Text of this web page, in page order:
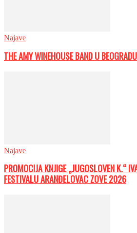
Najave
THE AMY WINEHOUSE BAND U
Najave
PROMOCIJA KNJIGE „JUGOSLOVEN K.“
FESTIVALU ARANĐELOVAC ZOVE 2026